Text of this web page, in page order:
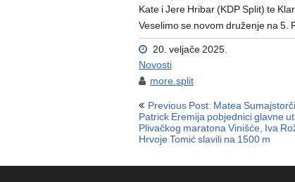
Kate i Jere Hribar (KDP Split) te
Veselimo se novom druženje na 5.
20. veljače 2025.
Novosti
more.split
Navigacija
objava
Previous Post: Matea
Patrick Eremija pobjednici glavne
Plivačkog maratona Vinišće, Iva
Hrvoje Tomić slavili na 1500 m